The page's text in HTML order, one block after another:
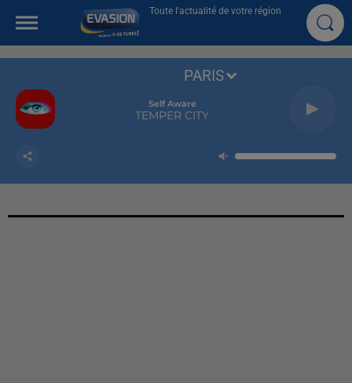
Toute l'actualité de votre région
Self Aware
TEMPER CITY
PARIS